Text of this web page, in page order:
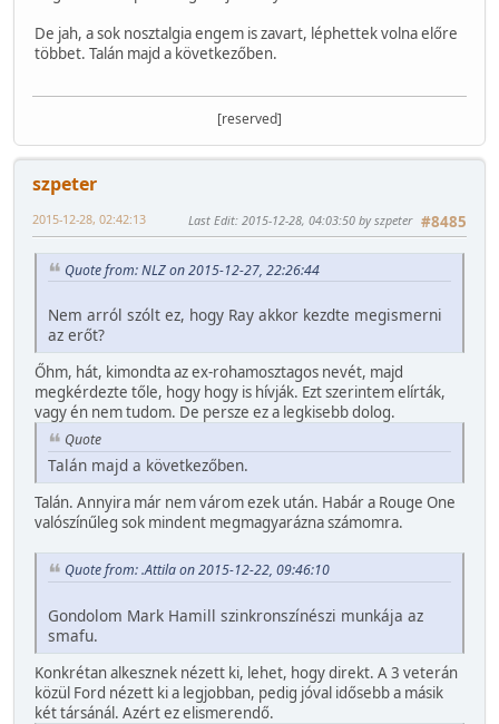
De jah, a sok nosztalgia engem is zavart, léphettek volna előre
többet. Talán majd a következőben.
[reserved]
szpeter
#8485
2015-12-28, 02:42:13 Last Edit: 2015-12-28, 04:03:50 by szpeter
Quote from: NLZ on 2015-12-27, 22:26:44
Nem arról szólt ez, hogy Ray akkor kezdte megismerni
az erőt?
Őhm, hát, kimondta az ex-rohamosztagos nevét, majd
megkérdezte tőle, hogy hogy is hívják. Ezt szerintem elírták,
vagy én nem tudom. De persze ez a legkisebb dolog.
Quote
Talán majd a következőben.
Talán. Annyira már nem várom ezek után. Habár a Rouge One
valószínűleg sok mindent megmagyarázna számomra.
Quote from: .Attila on 2015-12-22, 09:46:10
Gondolom Mark Hamill szinkronszínészi munkája az
smafu.
Konkrétan alkesznek nézett ki, lehet, hogy direkt. A 3 veterán
közül Ford nézett ki a legjobban, pedig jóval idősebb a másik
két társánál. Azért ez elismerendő.